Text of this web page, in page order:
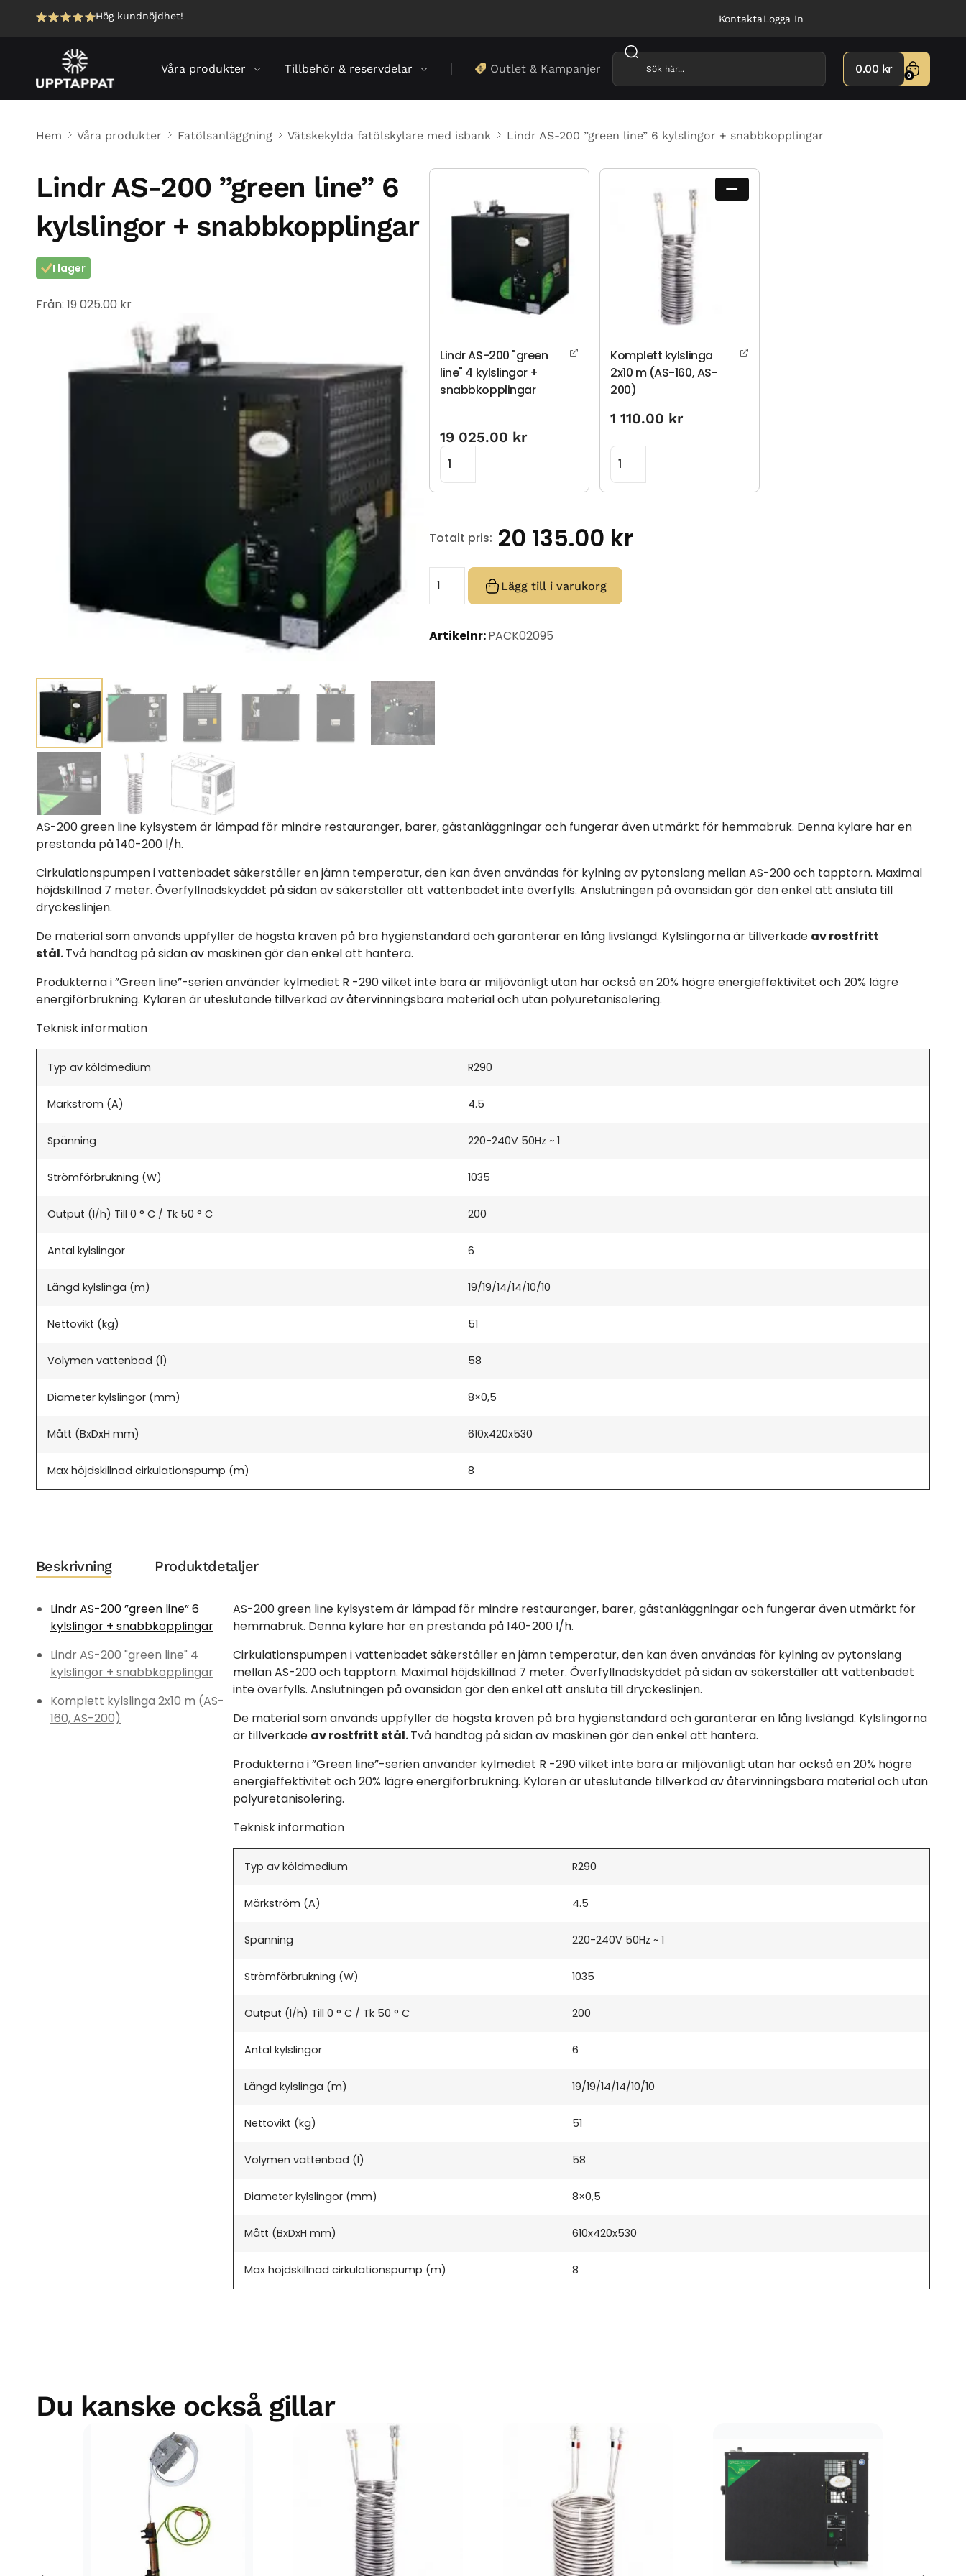
Hög kundnöjdhet! KontaktaLogga In
Våra produkter Tillbehör & reservdelar Outlet & Kampanjer 0.00 kr 0
Hem Våra produkter Fatölsanläggning Vätskekylda fatölskylare med isbank Lindr AS-200 ”green line” 6 kylslingor + snabbkopplingar
Lindr AS-200 ”green line” 6
kylslingor + snabbkopplingar
I lager
Från: 19 025.00 kr
Lindr AS-200 "green
line" 4 kylslingor +
snabbkopplingar
19 025.00 kr
Komplett kylslinga
2x10 m (AS-160, AS-
200)
1 110.00 kr
20 135.00 kr
Totalt pris:
Lägg till i varukorg
Artikelnr:PACK02095
AS-200 green line kylsystem är lämpad för mindre restauranger, barer, gästanläggningar och fungerar även utmärkt för hemmabruk. Denna kylare har en
prestanda på 140-200 l/h.
Cirkulationspumpen i vattenbadet säkerställer en jämn temperatur, den kan även användas för kylning av pytonslang mellan AS-200 och tapptorn. Maximal
höjdskillnad 7 meter. Överfyllnadskyddet på sidan av säkerställer att vattenbadet inte överfylls. Anslutningen på ovansidan gör den enkel att ansluta till
dryckeslinjen.
De material som används uppfyller de högsta kraven på bra hygienstandard och garanterar en lång livslängd. Kylslingorna är tillverkade av rostfritt
stål.Två handtag på sidan av maskinen gör den enkel att hantera.
Produkterna i ”Green line”-serien använder kylmediet R -290 vilket inte bara är miljövänligt utan har också en 20% högre energieffektivitet och 20% lägre
energiförbrukning. Kylaren är uteslutande tillverkad av återvinningsbara material och utan polyuretanisolering.
Teknisk information
Typ av köldmedium R290
Märkström (A) 4.5
Spänning 220-240V 50Hz ~ 1
Strömförbrukning (W) 1035
Output (l/h) Till 0 ° C / Tk 50 ° C 200
Antal kylslingor 6
Längd kylslinga (m) 19/19/14/14/10/10
Nettovikt (kg) 51
Volymen vattenbad (l) 58
Diameter kylslingor (mm) 8×0,5
Mått (BxDxH mm) 610x420x530
Max höjdskillnad cirkulationspump (m) 8
Beskrivning Produktdetaljer
Lindr AS-200 ”green line” 6
kylslingor + snabbkopplingar
Lindr AS-200 "green line" 4
kylslingor + snabbkopplingar
Komplett kylslinga 2x10 m (AS-
160, AS-200)
AS-200 green line kylsystem är lämpad för mindre restauranger, barer, gästanläggningar och fungerar även utmärkt för
hemmabruk. Denna kylare har en prestanda på 140-200 l/h.
Cirkulationspumpen i vattenbadet säkerställer en jämn temperatur, den kan även användas för kylning av pytonslang
mellan AS-200 och tapptorn. Maximal höjdskillnad 7 meter. Överfyllnadskyddet på sidan av säkerställer att vattenbadet
inte överfylls. Anslutningen på ovansidan gör den enkel att ansluta till dryckeslinjen.
De material som används uppfyller de högsta kraven på bra hygienstandard och garanterar en lång livslängd. Kylslingorna
är tillverkade av rostfritt stål.Två handtag på sidan av maskinen gör den enkel att hantera.
Produkterna i ”Green line”-serien använder kylmediet R -290 vilket inte bara är miljövänligt utan har också en 20% högre
energieffektivitet och 20% lägre energiförbrukning. Kylaren är uteslutande tillverkad av återvinningsbara material och utan
polyuretanisolering.
Teknisk information
Typ av köldmedium R290
Märkström (A) 4.5
Spänning 220-240V 50Hz ~ 1
Strömförbrukning (W) 1035
Output (l/h) Till 0 ° C / Tk 50 ° C 200
Antal kylslingor 6
Längd kylslinga (m) 19/19/14/14/10/10
Nettovikt (kg) 51
Volymen vattenbad (l) 58
Diameter kylslingor (mm) 8×0,5
Mått (BxDxH mm) 610x420x530
Max höjdskillnad cirkulationspump (m) 8
Du kanske också gillar